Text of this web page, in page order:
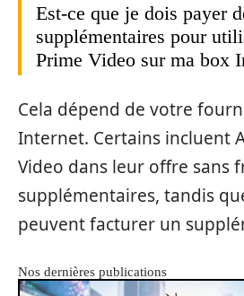
Est-ce que je dois payer
supplémentaires pour
Prime Video sur ma box
Cela dépend de votre
Internet. Certains incluent
Video dans leur offre sans
supplémentaires, tandis
peuvent facturer un
Nos dernières publications